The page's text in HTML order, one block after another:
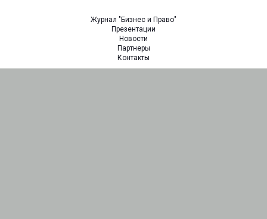
Журнал "Бизнес и Право"
Презентации
Новости
Партнеры
Контакты